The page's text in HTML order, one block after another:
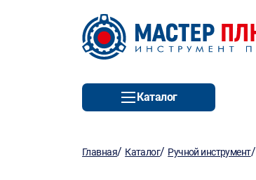
Каталог
Главная/ Каталог/ Ручной инструмент/